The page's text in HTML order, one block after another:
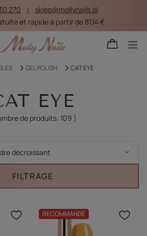
270
sklep@mollynails.pl
et rapide à partir de 81,14 €
GEL POLISH CAT EYE
EYE
de produits: 109 )
décroissant
FILTRAGE
Cliquez pour ajouter
RECOMMANDÉ